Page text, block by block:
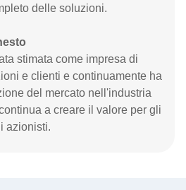
delle soluzioni.
stimata come impresa di
e clienti e continuamente ha
del mercato nell'industria
a creare il valore per gli
azionisti.